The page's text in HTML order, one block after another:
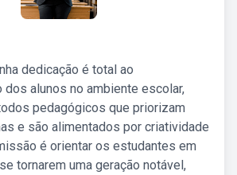
dedicação é total ao
alunos no ambiente escolar,
pedagógicos que priorizam
e são alimentados por criatividade
é orientar os estudantes em
tornarem uma geração notável,